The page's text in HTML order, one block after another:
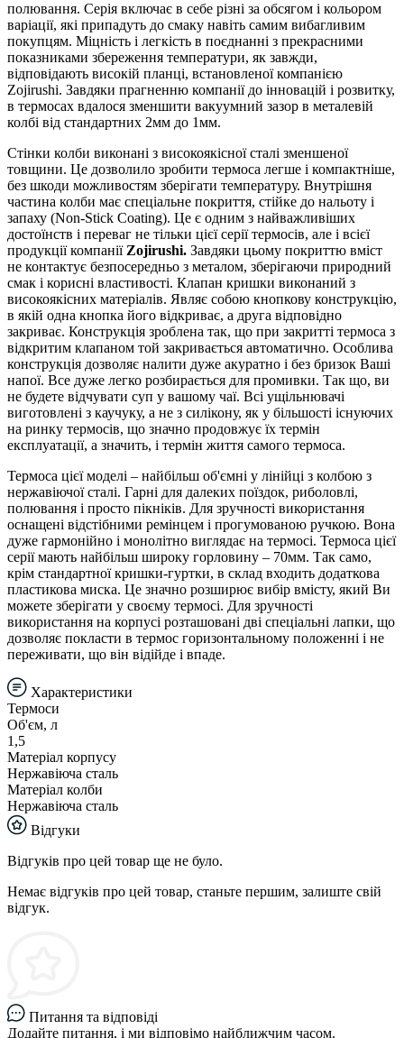
полювання. Серія включає в себе різні за обсягом і кольором
варіації, які припадуть до смаку навіть самим вибагливим
покупцям. Міцність і легкість в поєднанні з прекрасними
показниками збереження температури, як завжди,
відповідають високій планці, встановленої компанією
Zojirushi. Завдяки прагненню компанії до інновацій і розвитку,
в термосах вдалося зменшити вакуумний зазор в металевій
колбі від стандартних 2мм до 1мм.
Стінки колби виконані з високоякісної сталі зменшеної
товщини. Це дозволило зробити термоса легше і компактніше,
без шкоди можливостям зберігати температуру. Внутрішня
частина колби має спеціальне покриття, стійке до нальоту і
запаху (Non-Stick Coating). Це є одним з найважливіших
достоїнств і переваг не тільки цієї серії термосів, але і всієї
продукції компанії Zojirushi. Завдяки цьому покриттю вміст
не контактує безпосередньо з металом, зберігаючи природний
смак і корисні властивості. Клапан кришки виконаний з
високоякісних матеріалів. Являє собою кнопкову конструкцію,
в якій одна кнопка його відкриває, а друга відповідно
закриває. Конструкція зроблена так, що при закритті термоса з
відкритим клапаном той закривається автоматично. Особлива
конструкція дозволяє налити дуже акуратно і без бризок Ваші
напої. Все дуже легко розбирається для промивки. Так що, ви
не будете відчувати суп у вашому чаї. Всі ущільнювачі
виготовлені з каучуку, а не з силікону, як у більшості існуючих
на ринку термосів, що значно продовжує їх термін
експлуатації, а значить, і термін життя самого термоса.
Термоса цієї моделі – найбільш об'ємні у лінійці з колбою з
нержавіючої сталі. Гарні для далеких поїздок, риболовлі,
полювання і просто пікніків. Для зручності використання
оснащені відстібними ремінцем і прогумованою ручкою. Вона
дуже гармонійно і монолітно виглядає на термосі. Термоса цієї
серії мають найбільш широку горловину – 70мм. Так само,
крім стандартної кришки-гуртки, в склад входить додаткова
пластикова миска. Це значно розширює вибір вмісту, який Ви
можете зберігати у своєму термосі. Для зручності
використання на корпусі розташовані дві спеціальні лапки, що
дозволяє покласти в термос горизонтальному положенні і не
переживати, що він відійде і впаде.
Характеристики
Термоси
Об'єм, л
1,5
Матеріал корпусу
Нержавіюча сталь
Матеріал колби
Нержавіюча сталь
Відгуки
Відгуків про цей товар ще не було.
Немає відгуків про цей товар, станьте першим, залиште свій
відгук.
Питання та відповіді
Додайте питання, і ми відповімо найближчим часом.